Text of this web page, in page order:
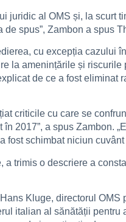
juridic al OMS și, la
spus”, Zambon a spus
cu excepția cazului
la amenințările și
de ce a fost
criticile cu care se
în 2017”, a spus
fost schimbat niciun cuvânt
trimis o descriere a
Kluge, directorul
italian al sănătății